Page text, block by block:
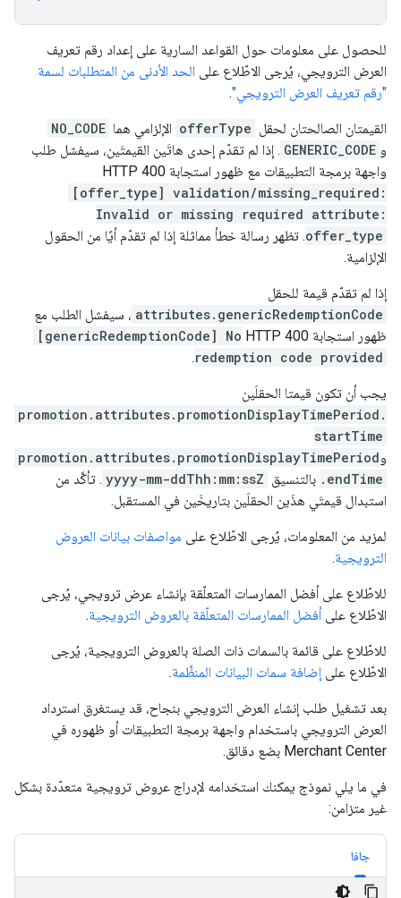
للحصول على معلومات حول القواعد السارية على إعداد رقم تعريف
العرض الترويجي، يُرجى الاطّلاع على الحد الأدنى من المتطلبات لسمة
"رقم تعريف العرض الترويجي".
القيمتان الصالحتان لحقل offerType الإلزامي هما NO_CODE
و GENERIC_CODE . إذا لم تقدّم إحدى هاتَين القيمتَين، سيفشل طلب
واجهة برمجة التطبيقات مع ظهور استجابة HTTP 400
[offer_type] validation/missing_required:
Invalid or missing required attribute:
offer_type. تظهر رسالة خطأ مماثلة إذا لم تقدّم أيًا من الحقول
الإلزامية.
إذا لم تقدّم قيمة للحقل
attributes.genericRedemptionCode ، سيفشل الطلب مع
ظهور استجابة HTTP 400
[genericRedemptionCode] No
redemption code provided
.
يجب أن تكون قيمتا الحقلَين
promotion.attributes.promotionDisplayTimePeriod.
startTime
وpromotion.attributes.promotionDisplayTimePeriod
.endTime بالتنسيق yyyy-mm-ddThh:mm:ssZ . تأكَّد من
استبدال قيمتَي هذَين الحقلَين بتاريخَين في المستقبل.
لمزيد من المعلومات، يُرجى الاطّلاع على مواصفات بيانات العروض
الترويجية.
للاطّلاع على أفضل الممارسات المتعلّقة بإنشاء عرض ترويجي، يُرجى
الاطّلاع علىأفضل الممارسات المتعلّقة بالعروض الترويجية.
للاطّلاع على قائمة بالسمات ذات الصلة بالعروض الترويجية، يُرجى
الاطّلاع على إضافة سمات البيانات المنظَّمة.
بعد تشغيل طلب إنشاء العرض الترويجي بنجاح، قد يستغرق استرداد
العرض الترويجي باستخدام واجهة برمجة التطبيقات أو ظهوره في
Merchant Center بضع دقائق.
في ما يلي نموذج يمكنك استخدامه لإدراج عروض ترويجية متعدّدة بشكل
غير متزامن:
جافا